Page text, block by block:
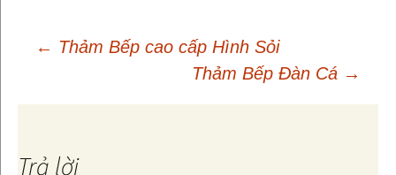
hướng
← Thảm Bếp cao cấp Hình Sỏi
Thảm Bếp Đàn Cá →
Trả lời